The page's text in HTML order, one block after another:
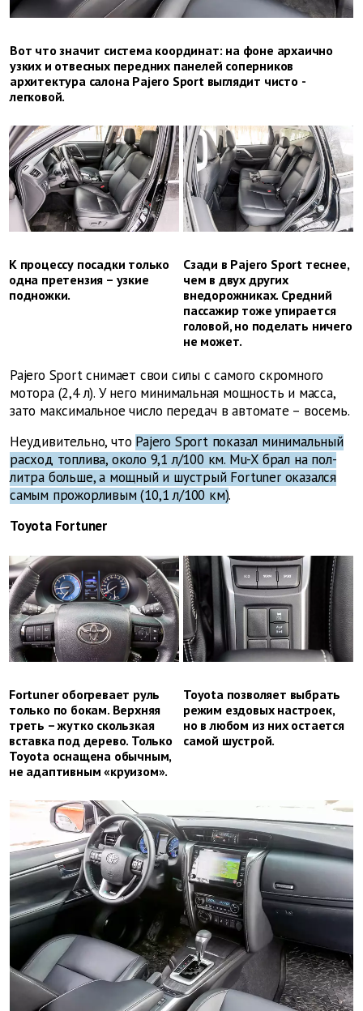
Вот что значит система координат: на фоне архаично
узких и отвесных передних панелей соперников
архитектура салона Pajero Sport выглядит чисто ­
легковой.
К процессу посадки только
одна претензия – узкие
подножки.
Сзади в Pajero Sport теснее,
чем в двух других
внедорожниках. Средний
пассажир тоже упирается
головой, но поделать ничего
не может.
Pajero Sport снимает свои силы с самого скромного
мотора (2,4 л). У него минимальная мощность и масса,
зато максимальное число передач в автомате – восемь.
Неудивительно, что Pajero Sport показал минимальный
расход топлива, около 9,1 л/100 км. Mu-X брал на пол-
литра больше, а мощный и шустрый Fortuner оказался
самым прожорливым (10,1 л/100 км).
Toyota Fortuner
Fortuner обогревает руль
только по бокам. Верхняя
треть – жутко скользкая
вставка под дерево. Только
Toyota оснащена обычным,
не адаптивным «круизом».
Toyota позволяет выбрать
режим ездовых настроек,
но в любом из них остается
самой шустрой.